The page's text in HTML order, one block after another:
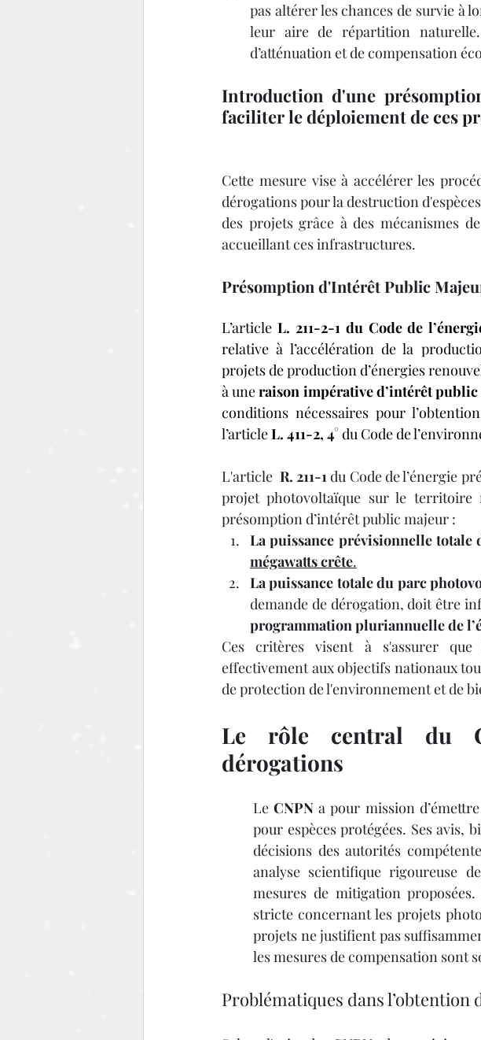
pas altérer les chances de survie à
leur aire de répartition
d’atténuation et de compensation
Introduction d'une
faciliter le déploiement de ces
Cette mesure vise à accélérer les
dérogations pour la destruction
des projets grâce à des mécanismes
accueillant ces infrastructures.
Présomption d'Intérêt Public
L’article L. 211-2-1 du Code de
relative à l’accélération de la
projets de production d’énergies
à une raison impérative d’intérêt
conditions nécessaires pour
l’article L. 411-2, 4° du Code de
L'article R. 211-1 du Code de l’énergie
projet photovoltaïque sur le territoire
présomption d’intérêt public majeur :
La puissance prévisionnelle
mégawatts crête.
La puissance totale du parc
programmation pluriannuelle de
Ces critères visent à s'assurer que
effectivement aux objectifs nationaux
de protection de l'environnement et de
Le rôle central du
dérogations
Le CNPN a pour mission
pour espèces protégées. Ses avis,
décisions des autorités
analyse scientifique rigoureuse
mesures de mitigation
stricte concernant les projets
projets ne justifient pas
les mesures de compensation sont
Problématiques dans l’obtention